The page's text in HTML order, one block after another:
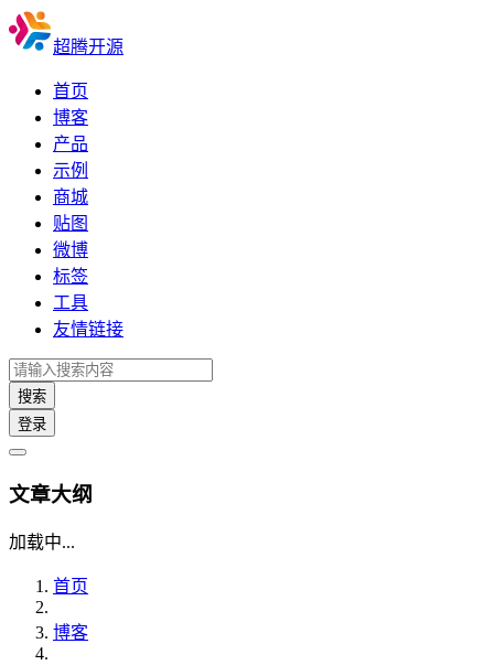
超腾开源
首页
博客
产品
示例
商城
贴图
微博
标签
工具
友情链接
搜索
登录
文章大纲
加载中...
首页
博客